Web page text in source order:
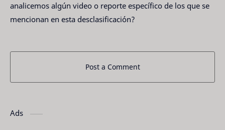
analicemos algún video o reporte específico de los que se
mencionan en esta desclasificación?
Post a Comment
Ads